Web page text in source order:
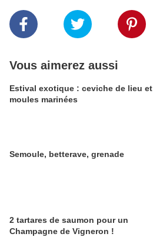
Vous aimerez aussi
Estival exotique : ceviche de lieu et
moules marinées
Semoule, betterave, grenade
2 tartares de saumon pour un
Champagne de Vigneron !